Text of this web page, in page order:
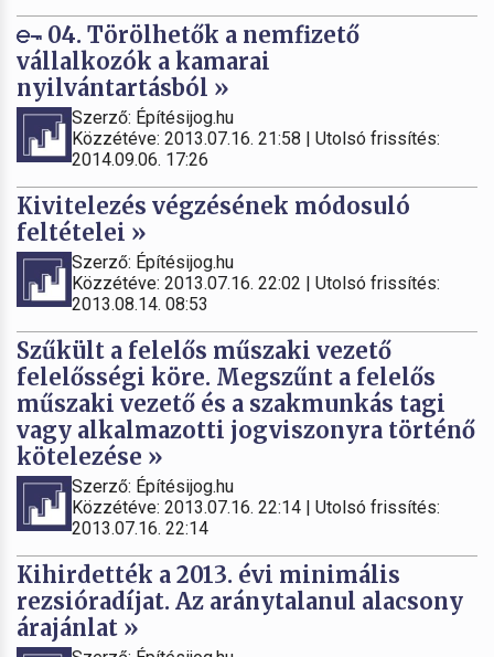
04. Törölhetők a nemfizető
vállalkozók a kamarai
nyilvántartásból »
Szerző: Építésijog.hu
Közzétéve: 2013.07.16. 21:58 | Utolsó frissítés:
2014.09.06. 17:26
Kivitelezés végzésének módosuló
feltételei »
Szerző: Építésijog.hu
Közzétéve: 2013.07.16. 22:02 | Utolsó frissítés:
2013.08.14. 08:53
Szűkült a felelős műszaki vezető
felelősségi köre. Megszűnt a felelős
műszaki vezető és a szakmunkás tagi
vagy alkalmazotti jogviszonyra történő
kötelezése »
Szerző: Építésijog.hu
Közzétéve: 2013.07.16. 22:14 | Utolsó frissítés:
2013.07.16. 22:14
Kihirdették a 2013. évi minimális
rezsióradíjat. Az aránytalanul alacsony
árajánlat »